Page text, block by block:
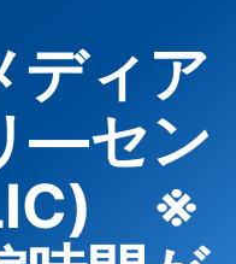
ディア
―セン
※